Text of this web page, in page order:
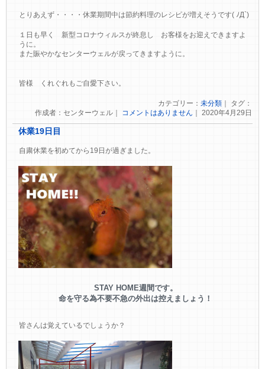
とりあえず・・・・休業期間中は節約料理のレシピが増えそうです( ﾉД`)
１日も早く 新型コロナウィルスが終息し お客様をお迎えできますよ
うに。
また賑やかなセンターウェルが戻ってきますように。
皆様 くれぐれもご自愛下さい。
カテゴリー： 未分類｜ タグ：
作成者：センターウェル｜ コメントはありません ｜ 2020年4月29日
休業19日目
自粛休業を初めてから19日が過ぎました。
STAY HOME週間です。
命を守る為不要不急の外出は控えましょう！
皆さんは覚えているでしょうか？